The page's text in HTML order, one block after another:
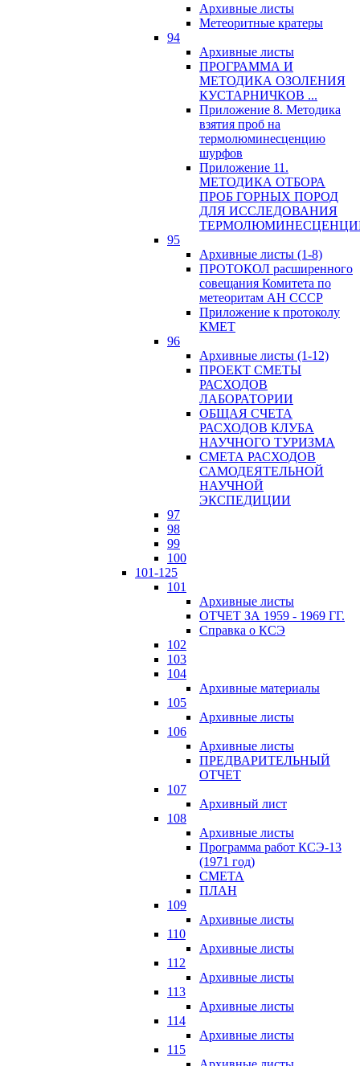
Архивные листы
Метеоритные кратеры
94
Архивные листы
ПРОГРАММА И
МЕТОДИКА ОЗОЛЕНИЯ
КУСТАРНИЧКОВ ...
Приложение 8. Методика
взятия проб на
термолюминесценцию
шурфов
Приложение 11.
МЕТОДИКА ОТБОРА
ПРОБ ГОРНЫХ ПОРОД
ДЛЯ ИССЛЕДОВАНИЯ
95
Архивные листы (1-8)
ПРОТОКОЛ расширенного
совещания Комитета по
метеоритам АН СССР
Приложение к протоколу
КМЕТ
96
Архивные листы (1-12)
ПРОЕКТ СМЕТЫ
РАСХОДОВ
ЛАБОРАТОРИИ
ОБЩАЯ СЧЕТА
РАСХОДОВ КЛУБА
НАУЧНОГО ТУРИЗМА
СМЕТА РАСХОДОВ
САМОДЕЯТЕЛЬНОЙ
НАУЧНОЙ
ЭКСПЕДИЦИИ
97
98
99
100
101-125
101
Архивные листы
ОТЧЕТ ЗА 1959 - 1969 ГГ.
Справка о КСЭ
102
103
104
Архивные материалы
105
Архивные листы
106
Архивные листы
ПРЕДВАРИТЕЛЬНЫЙ
ОТЧЕТ
107
Архивный лист
108
Архивные листы
Программа работ КСЭ-13
(1971 год)
СМЕTA
ПЛАН
109
Архивные листы
110
Архивные листы
112
Архивные листы
113
Архивные листы
114
Архивные листы
115